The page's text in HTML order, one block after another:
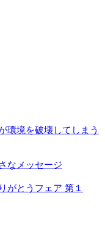
環境を破壊してしまう
なメッセージ
がとうフェア 第１